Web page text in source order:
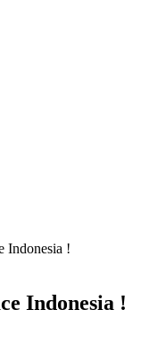
Indonesia !
Indonesia !